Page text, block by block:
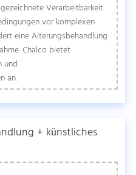
Verarbeitbarkeit
vor komplexen
eine Alterungsbehandlung
Chalco bietet
und
an.
+ künstliches